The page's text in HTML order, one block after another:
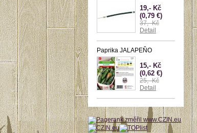
19,- Kč
(0,79 €)
37,- Kč
Detail
Paprika JALAPEŇO
15,- Kč
(0,62 €)
25,- Kč
Detail